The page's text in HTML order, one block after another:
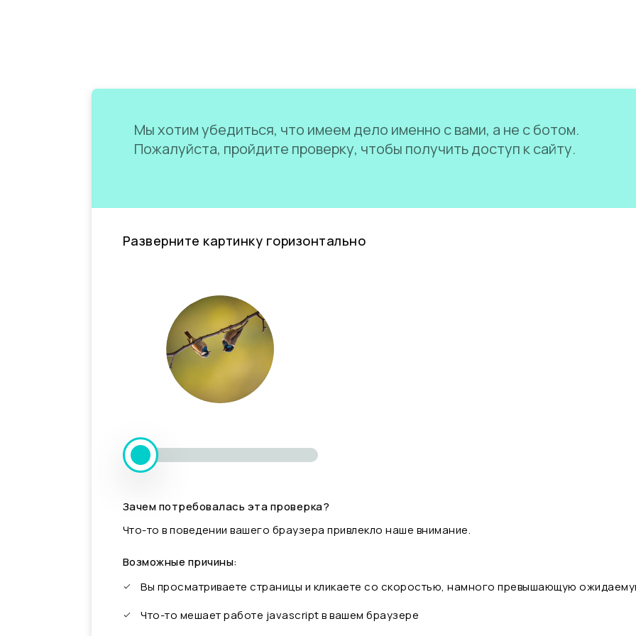
Мы хотим убедиться, что имеем дело именно с вами, а не с ботом.
Пожалуйста, пройдите проверку, чтобы получить доступ к сайту.
Разверните картинку горизонтально
Зачем потребовалась эта проверка?
Что-то в поведении вашего браузера привлекло наше внимание.
Возможные причины:
Вы просматриваете страницы и кликаете со скоростью, намного превышающую
Что-то мешает работе javascript в вашем браузере